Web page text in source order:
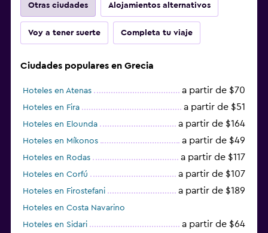
Otras ciudades Alojamientos alternativos
Voy a tener suerte Completa tu viaje
Ciudades populares en Grecia
Hoteles en Atenas a partir de $70
Hoteles en Fira a partir de $51
Hoteles en Elounda a partir de $164
Hoteles en Míkonos a partir de $49
Hoteles en Rodas a partir de $117
Hoteles en Corfú a partir de $107
Hoteles en Firostefani a partir de $189
Hoteles en Costa Navarino
Hoteles en Sidari
a partir de $64